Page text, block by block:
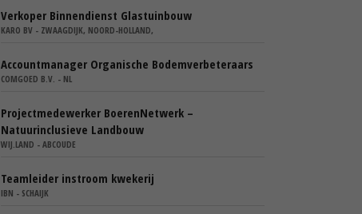
Verkoper Binnendienst Glastuinbouw
KARO BV - ZWAAGDIJK, NOORD-HOLLAND,
Accountmanager Organische Bodemverbeteraars
COMGOED B.V. - NL
Projectmedewerker BoerenNetwerk –
Natuurinclusieve Landbouw
WIJ.LAND - ABCOUDE
Teamleider instroom kwekerij
IBN - SCHAIJK